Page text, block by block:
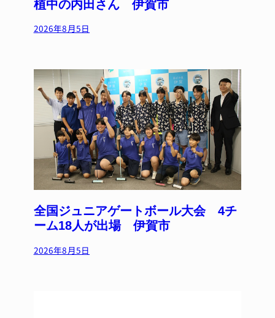
植中の内田さん 伊賀市
2026年8月5日
全国ジュニアゲートボール大会 4チ
ーム18人が出場 伊賀市
2026年8月5日